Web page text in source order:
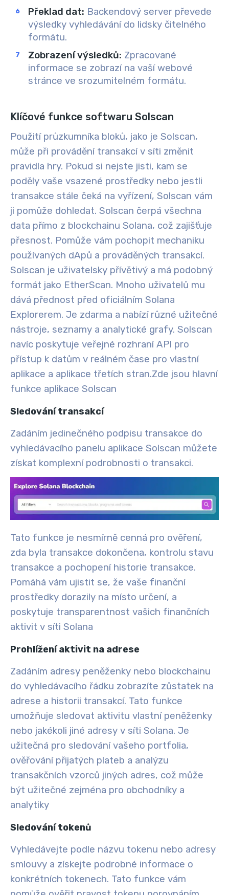
Překlad dat: Backendový server převede
výsledky vyhledávání do lidsky čitelného
formátu.
Zobrazení výsledků: Zpracované
informace se zobrazí na vaší webové
stránce ve srozumitelném formátu.
Klíčové funkce softwaru Solscan
Použití průzkumníka bloků, jako je Solscan,
může při provádění transakcí v síti změnit
pravidla hry. Pokud si nejste jisti, kam se
poděly vaše vsazené prostředky nebo jestli
transakce stále čeká na vyřízení, Solscan vám
ji pomůže dohledat. Solscan čerpá všechna
data přímo z blockchainu Solana, což zajišťuje
přesnost. Pomůže vám pochopit mechaniku
používaných dApů a prováděných transakcí.
Solscan je uživatelsky přívětivý a má podobný
formát jako EtherScan. Mnoho uživatelů mu
dává přednost před oficiálním Solana
Explorerem. Je zdarma a nabízí různé užitečné
nástroje, seznamy a analytické grafy. Solscan
navíc poskytuje veřejné rozhraní API pro
přístup k datům v reálném čase pro vlastní
aplikace a aplikace třetích stran.Zde jsou hlavní
funkce aplikace Solscan
Sledování transakcí
Zadáním jedinečného podpisu transakce do
vyhledávacího panelu aplikace Solscan můžete
získat komplexní podrobnosti o transakci.
Tato funkce je nesmírně cenná pro ověření,
zda byla transakce dokončena, kontrolu stavu
transakce a pochopení historie transakce.
Pomáhá vám ujistit se, že vaše finanční
prostředky dorazily na místo určení, a
poskytuje transparentnost vašich finančních
aktivit v síti Solana
Prohlížení aktivit na adrese
Zadáním adresy peněženky nebo blockchainu
do vyhledávacího řádku zobrazíte zůstatek na
adrese a historii transakcí. Tato funkce
umožňuje sledovat aktivitu vlastní peněženky
nebo jakékoli jiné adresy v síti Solana. Je
užitečná pro sledování vašeho portfolia,
ověřování přijatých plateb a analýzu
transakčních vzorců jiných adres, což může
být užitečné zejména pro obchodníky a
analytiky
Sledování tokenů
Vyhledávejte podle názvu tokenu nebo adresy
smlouvy a získejte podrobné informace o
konkrétních tokenech. Tato funkce vám